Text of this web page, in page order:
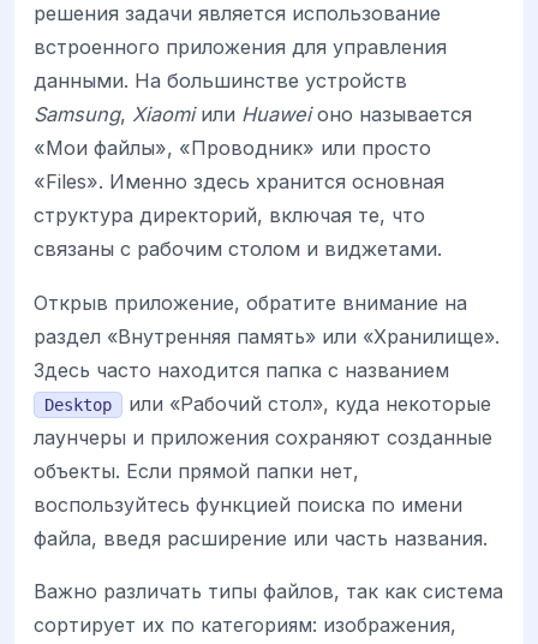
решения задачи является использование
встроенного приложения для управления
данными. На большинстве устройств
Samsung, Xiaomiили Huaweiоно называется
«Мои файлы», «Проводник» или просто
«Files». Именно здесь хранится основная
структура директорий, включая те, что
связаны с рабочим столом и виджетами.
Открыв приложение, обратите внимание на
раздел «Внутренняя память» или «Хранилище».
Здесь часто находится папка с названием
Desktop
или «Рабочий стол», куда некоторые
лаунчеры и приложения сохраняют созданные
объекты. Если прямой папки нет,
воспользуйтесь функцией поиска по имени
файла, введя расширение или часть названия.
Важно различать типы файлов, так как система
сортирует их по категориям: изображения,